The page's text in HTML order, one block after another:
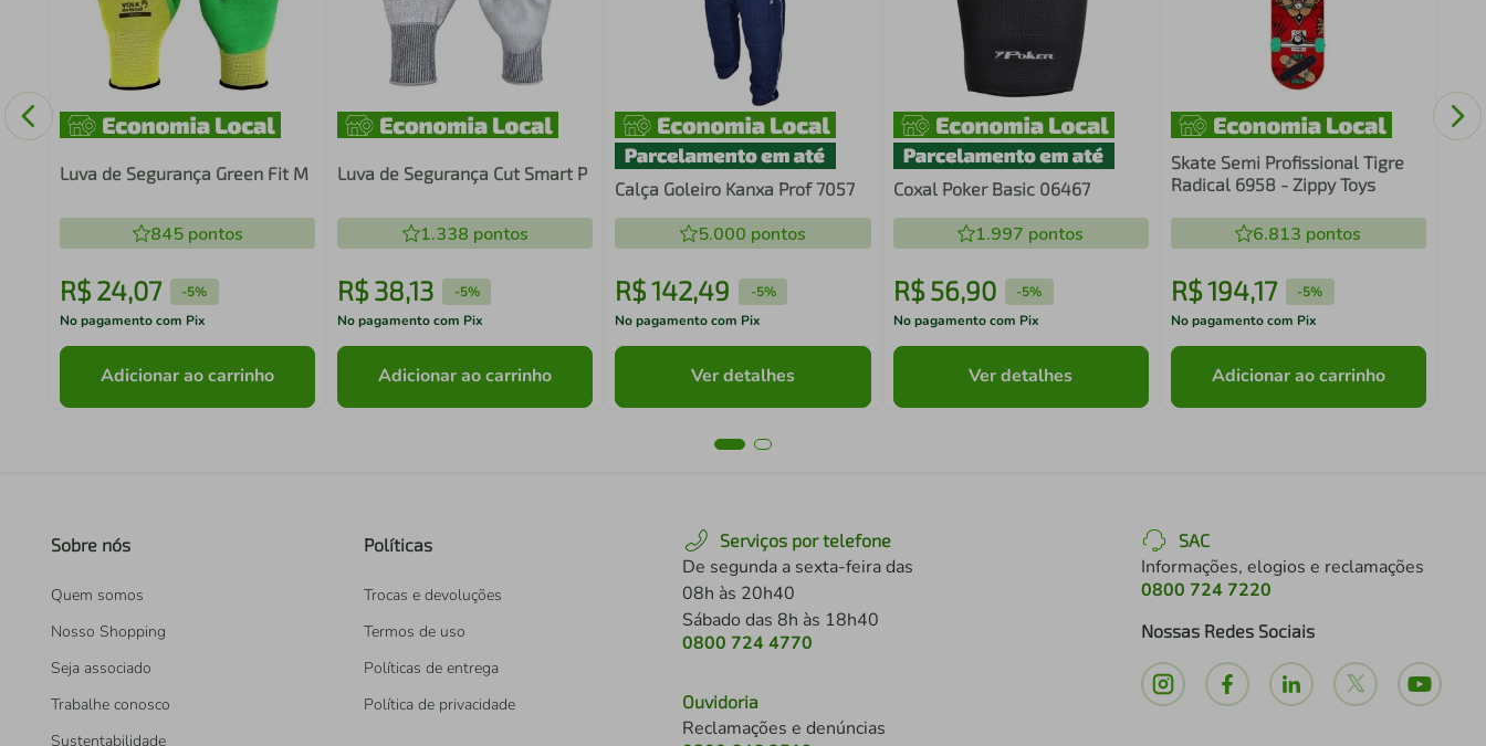
Luva de Segurança Green Fit M
845pontos
R$ 24,07 -5%
No pagamento com Pix
Adicionar ao carrinho
Luva de Segurança Cut Smart P
1.338 pontos
R$ 38,13 -5%
No pagamento com Pix
Adicionar ao carrinho
Calça Goleiro Kanxa Prof 7057
5.000 pontos
R$142,49 -5%
No pagamento com Pix
Ver detalhes
Coxal Poker Basic 06467
1.997 pontos
R$ 56,90 -5%
No pagamento com Pix
Ver detalhes
Skate Semi Profissional Tigre
Radical 6958 - Zippy Toys
6.813 pontos
R$194,17 -5%
No pagamento com Pix
Adicionar ao carrinho
Sobre nós
Quem somos
Nosso Shopping
Seja associado
Trabalhe conosco
Sustentabilidade
Políticas
Trocas e devoluções
Termos de uso
Políticas de entrega
Política de privacidade
Serviços por telefone
De segunda a sexta-feira das
08h às 20h40
Sábado das 8h às 18h40
0800 724 4770
Ouvidoria
Reclamações e denúncias
SAC
Informações, elogios e reclamações
0800 724 7220
Nossas Redes Sociais